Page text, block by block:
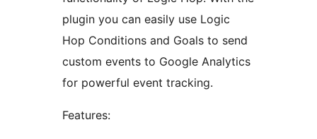
plugin you can easily use Logic
Hop Conditions and Goals to send
custom events to Google Analytics
for powerful event tracking.
Features: